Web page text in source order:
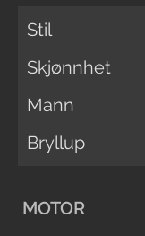
Stil
Skjønnhet
Mann
Bryllup
MOTOR